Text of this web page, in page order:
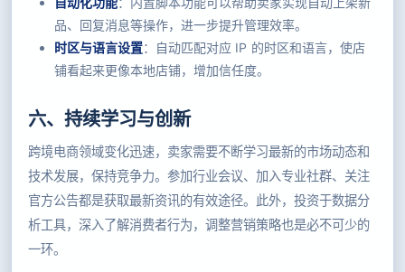
品、回复消息等操作，进一步提升管理效率。
时区与语言设置：自动匹配对应 IP 的时区和语言，使店
铺看起来更像本地店铺，增加信任度。
六、持续学习与创新
跨境电商领域变化迅速，卖家需要不断学习最新的市场动态和
技术发展，保持竞争力。参加行业会议、加入专业社群、关注
官方公告都是获取最新资讯的有效途径。此外，投资于数据分
析工具，深入了解消费者行为，调整营销策略也是必不可少的
一环。